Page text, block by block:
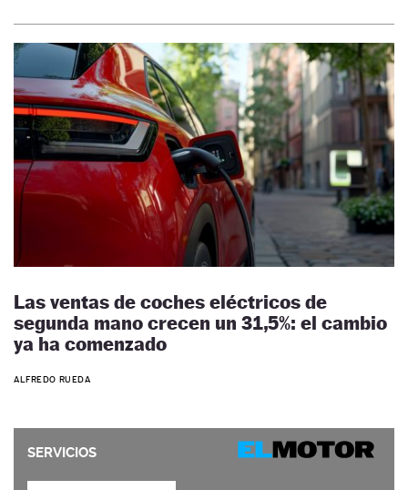
Las ventas de coches eléctricos de
segunda mano crecen un 31,5%: el cambio
ya ha comenzado
ALFREDO RUEDA